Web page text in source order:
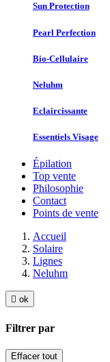
Sun Protection
Pearl Perfection
Bio-Cellulaire
Neluhm
Eclaircissante
Essentiels Visage
Épilation
Top vente
Philosophie
Contact
Points de vente
Accueil
Solaire
Lignes
Neluhm
 ok
Filtrer par
Effacer tout